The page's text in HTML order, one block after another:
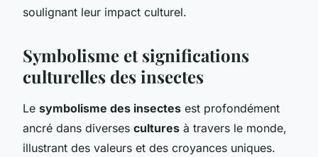
soulignant leur impact culturel.
Symbolisme et significations
culturelles des insectes
Le symbolisme des insectes est profondément
ancré dans diverses cultures à travers le monde,
illustrant des valeurs et des croyances uniques.